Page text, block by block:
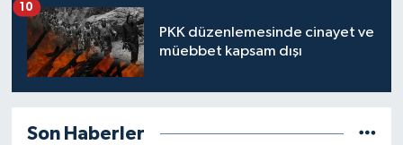
PKK düzenlemesinde cinayet ve
müebbet kapsam dışı
10
Son Haberler